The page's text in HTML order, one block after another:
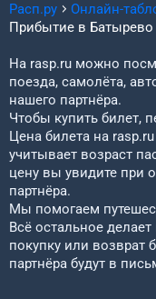
Расп.ру Онлайн-
Прибытие в Батырево
На rasp.ru можно
поезда, самолёта,
нашего партнёра.
Чтобы купить билет,
Цена билета на
учитывает возраст
цену вы увидите при
партнёра.
Мы помогаем
Всё остальное
покупку или возврат
партнёра будут в